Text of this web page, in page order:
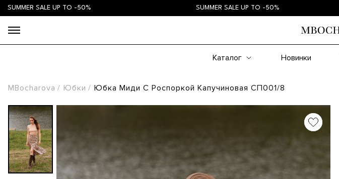
SALE UP TO -50% SUMMER SALE UP TO -50%
Каталог Новинки
MBocharova Юбки Юбка Миди С Роспоркой Капучиновая СП001/8